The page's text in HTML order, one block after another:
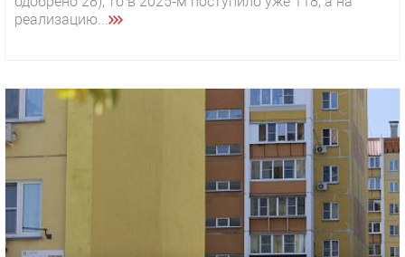
реализацию...